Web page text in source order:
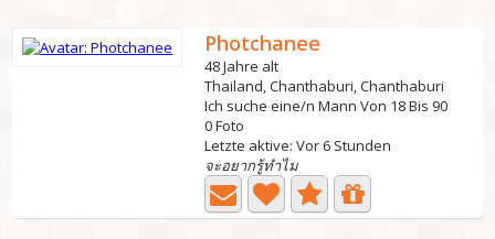
Photchanee
48 Jahre alt
Thailand, Chanthaburi, Chanthaburi
Ich suche eine/n Mann Von 18 Bis 90
0 Foto
Letzte aktive: Vor 6 Stunden
จะอยากรู้ทำไม